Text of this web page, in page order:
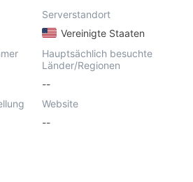
Serverstandort
Vereinigte Staaten
Hauptsächlich besuchte
Länder/Regionen
--
Website
--